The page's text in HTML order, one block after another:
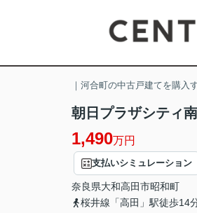
｜河合町の中古戸建てを購入
朝日プラザシティ
1,490万円
支払いシミュレーション
奈良県大和高田市昭和町
桜井線「高田」駅徒歩14